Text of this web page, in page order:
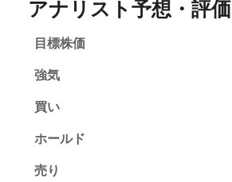
アナリスト予想・評価
目標株価
強気
買い
ホールド
売り